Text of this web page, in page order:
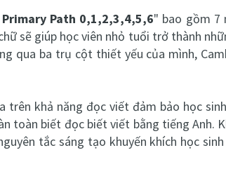
Path 0,1,2,3,4,5,6" bao gồm 7
sẽ giúp học viên nhỏ tuổi trở thành
qua ba trụ cột thiết yếu của mình,
trên khả năng đọc viết đảm bảo học
toàn biết đọc biết viết bằng tiếng Anh.
tắc sáng tạo khuyến khích học